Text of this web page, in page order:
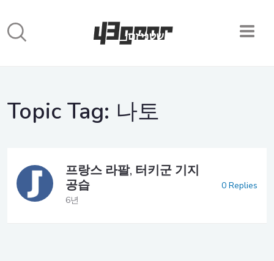
Topic Tag: 나토
프랑스 라팔, 터키군 기지
공습
6년
0 Replies